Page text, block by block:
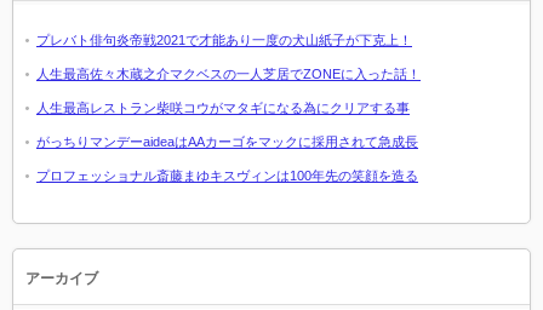
プレバト俳句炎帝戦2021で才能あり一度の犬山紙子が下克上！
人生最高佐々木蔵之介マクベスの一人芝居でZONEに入った話！
人生最高レストラン柴咲コウがマタギになる為にクリアする事
がっちりマンデーaideaはAAカーゴをマックに採用されて急成長
プロフェッショナル斎藤まゆキスヴィンは100年先の笑顔を造る
アーカイブ